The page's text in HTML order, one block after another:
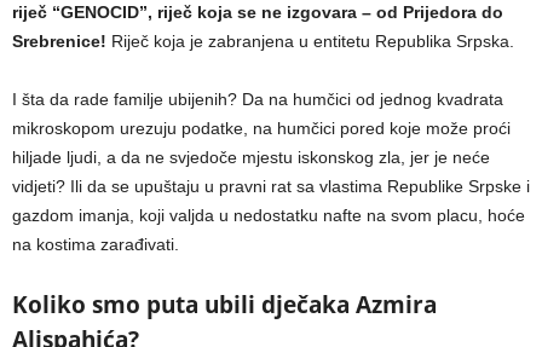
riječ “GENOCID”, riječ koja se ne izgovara – od Prijedora do
Srebrenice! Riječ koja je zabranjena u entitetu Republika Srpska.
I šta da rade familje ubijenih? Da na humčici od jednog kvadrata
mikroskopom urezuju podatke, na humčici pored koje može proći
hiljade ljudi, a da ne svjedoče mjestu iskonskog zla, jer je neće
vidjeti? Ili da se upuštaju u pravni rat sa vlastima Republike Srpske i
gazdom imanja, koji valjda u nedostatku nafte na svom placu, hoće
na kostima zarađivati.
Koliko smo puta ubili dječaka Azmira
Alispahića?